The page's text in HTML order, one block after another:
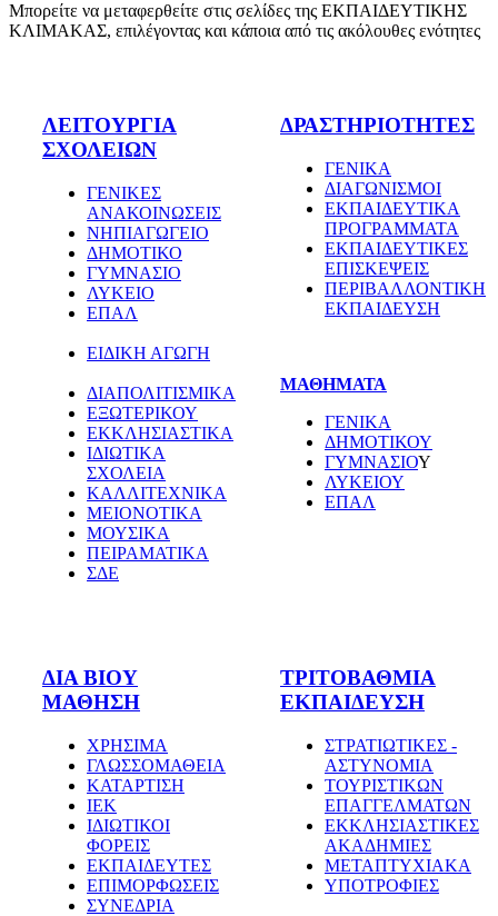
Μπορείτε να μεταφερθείτε στις σελίδες της ΕΚΠΑΙΔΕΥΤΙΚΗΣ
ΚΛΙΜΑΚΑΣ, επιλέγοντας και κάποια από τις ακόλουθες ενότητες
ΛΕΙΤΟΥΡΓΙΑ
ΣΧΟΛΕΙΩΝ
ΓΕΝΙΚΕΣ
ΑΝΑΚΟΙΝΩΣΕΙΣ
ΝΗΠΙΑΓΩΓΕΙΟ
ΔΗΜΟΤΙΚΟ
ΓΥΜΝΑΣΙΟ
ΛΥΚΕΙΟ
ΕΠΑΛ
ΕΙΔΙΚΗ ΑΓΩΓΗ
ΔΙΑΠΟΛΙΤΙΣΜΙΚΑ
ΕΞΩΤΕΡΙΚΟΥ
ΕΚΚΛΗΣΙΑΣΤΙΚΑ
ΙΔΙΩΤΙΚΑ
ΣΧΟΛΕΙΑ
ΚΑΛΛΙΤΕΧΝΙΚΑ
ΜΕΙΟΝΟΤΙΚΑ
ΜΟΥΣΙΚΑ
ΠΕΙΡΑΜΑΤΙΚΑ
ΣΔΕ
ΔΡΑΣΤΗΡΙΟΤΗΤΕΣ
ΓΕΝΙΚΑ
ΔΙΑΓΩΝΙΣΜΟΙ
ΕΚΠΑΙΔΕΥΤΙΚΑ
ΠΡΟΓΡΑΜΜΑΤΑ
ΕΚΠΑΙΔΕΥΤΙΚΕΣ
ΕΠΙΣΚΕΨΕΙΣ
ΠΕΡΙΒΑΛΛΟΝΤΙΚΗ
ΕΚΠΑΙΔΕΥΣΗ
ΜΑΘΗΜΑΤΑ
ΓΕΝΙΚΑ
ΔΗΜΟΤΙΚΟΥ
ΓΥΜΝΑΣΙΟΥ
ΛΥΚΕΙΟΥ
ΕΠΑΛ
ΔΙΑ ΒΙΟΥ
ΜΑΘΗΣΗ
ΧΡΗΣΙΜΑ
ΓΛΩΣΣΟΜΑΘΕΙΑ
ΚΑΤΑΡΤΙΣΗ
ΙΕΚ
ΙΔΙΩΤΙΚΟΙ
ΦΟΡΕΙΣ
ΕΚΠΑΙΔΕΥΤΕΣ
ΕΠΙΜΟΡΦΩΣΕΙΣ
ΣΥΝΕΔΡΙΑ
ΤΡΙΤΟΒΑΘΜΙΑ
ΕΚΠΑΙΔΕΥΣΗ
ΣΤΡΑΤΙΩΤΙΚΕΣ -
ΑΣΤΥΝΟΜΙΑ
ΤΟΥΡΙΣΤΙΚΩΝ
ΕΠΑΓΓΕΛΜΑΤΩΝ
ΕΚΚΛΗΣΙΑΣΤΙΚΕΣ
ΑΚΑΔΗΜΙΕΣ
ΜΕΤΑΠΤΥΧΙΑΚΑ
ΥΠΟΤΡΟΦΙΕΣ